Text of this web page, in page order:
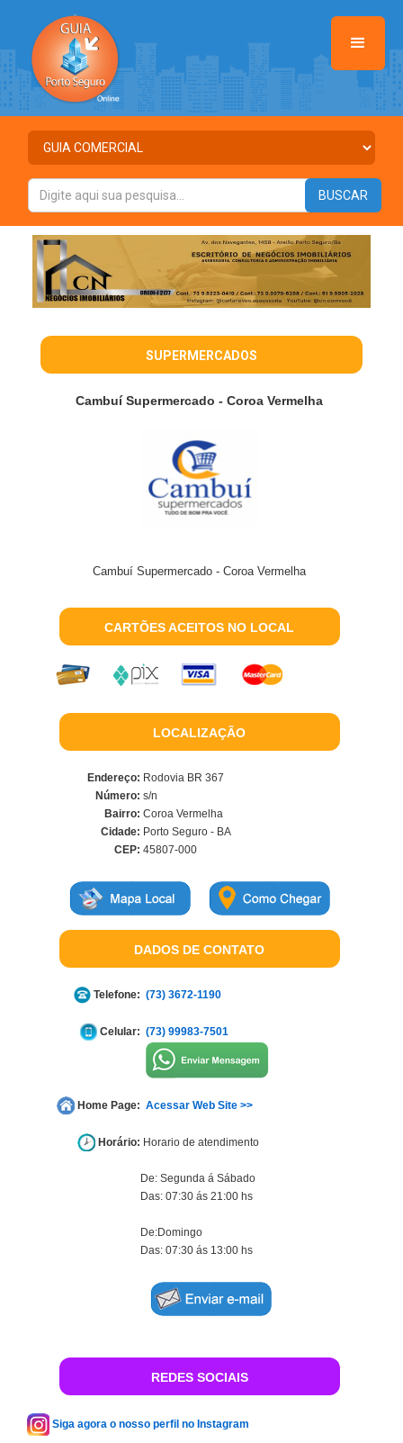
SUPERMERCADOS
Cambuí Supermercado - Coroa Vermelha
Cambuí Supermercado - Coroa Vermelha
CARTÕES ACEITOS NO LOCAL
LOCALIZAÇÃO
Endereço: Rodovia BR 367
Número: s/n
Bairro: Coroa Vermelha
Cidade: Porto Seguro - BA
CEP: 45807-000
DADOS DE CONTATO
Telefone: (73) 3672-1190
Celular: (73) 99983-7501
Home Page: Acessar Web Site >>
Horário: Horario de atendimento
De: Segunda á Sábado
Das: 07:30 ás 21:00 hs
De:Domingo
Das: 07:30 ás 13:00 hs
REDES SOCIAIS
Siga agora o nosso perfil no Instagram